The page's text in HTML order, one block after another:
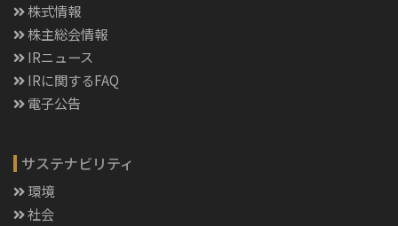
株式情報
株主総会情報
IRニュース
IRに関するFAQ
電子公告
サステナビリティ
環境
社会